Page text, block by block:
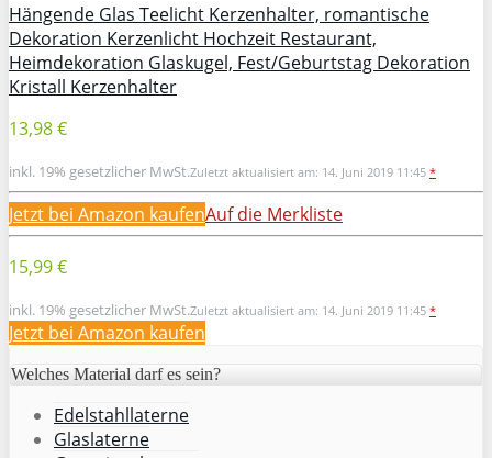
Hängende Glas Teelicht Kerzenhalter, romantische
Dekoration Kerzenlicht Hochzeit Restaurant,
Heimdekoration Glaskugel, Fest/Geburtstag Dekoration
Kristall Kerzenhalter
13,98 €
inkl. 19% gesetzlicher MwSt.Zuletzt aktualisiert am: 14. Juni 2019 11:45 *
Jetzt bei Amazon kaufenAuf die Merkliste
15,99 €
inkl. 19% gesetzlicher MwSt.Zuletzt aktualisiert am: 14. Juni 2019 11:45 *
Jetzt bei Amazon kaufen
Welches Material darf es sein?
Edelstahllaterne
Glaslaterne